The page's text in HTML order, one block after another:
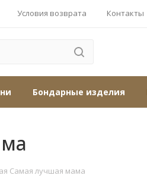
Условия возврата Контакты
Бондарные изделия
Самая лучшая мама